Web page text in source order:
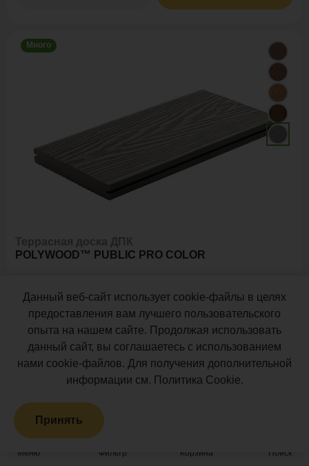
Меню Фильтр Корзина Поиск
Много
POLYWOOD™ PUBLIC PRO COLOR
Размер 3м 4м
Ед. измерения пог. м. м2 шт
пог. м.:1 790 ₽
пог. м.
Итого заказ 4 пог. м.:
Данный веб-сайт использует cookie-файлы в целях
предоставления вам лучшего пользовательского
опыта на нашем сайте. Продолжая использовать
данный сайт, вы соглашаетесь с использованием
нами cookie-файлов. Для получения дополнительной
информации см. Политика Cookie.
Принять